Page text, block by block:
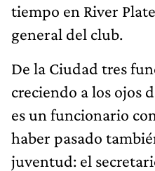
tiempo en River
general del club.
De la Ciudad tres
creciendo a los ojos
es un funcionario
haber pasado
juventud: el